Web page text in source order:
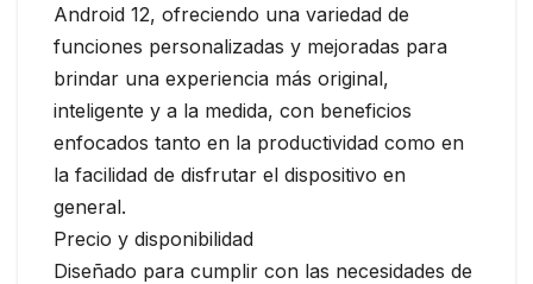
Android 12, ofreciendo una variedad de
funciones personalizadas y mejoradas para
brindar una experiencia más original,
inteligente y a la medida, con beneficios
enfocados tanto en la productividad como en
la facilidad de disfrutar el dispositivo en
general.
Precio y disponibilidad
Diseñado para cumplir con las necesidades de